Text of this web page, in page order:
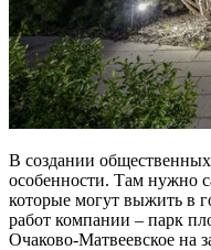
В создании общественных
особенности. Там нужно
которые могут выжить в
работ компании – парк
Очаково-Матвеевское на